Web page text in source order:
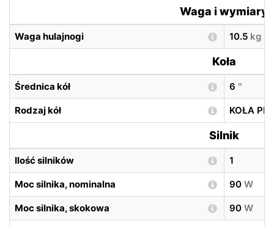
Waga i wymiary
Waga hulajnogi 10.5 kg
Koła
Średnica kół 6 ″
Rodzaj kół KOŁA
Silnik
Ilość silników 1
Moc silnika, nominalna 90 W
Moc silnika, skokowa 90 W